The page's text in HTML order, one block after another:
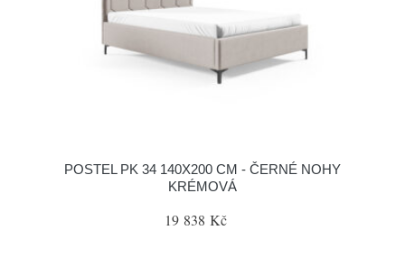
POSTEL PK 34 140X200 CM - ČERNÉ NOHY
KRÉMOVÁ
19 838 Kč